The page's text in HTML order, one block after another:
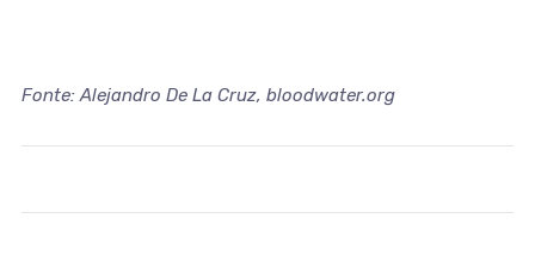
Fonte: Alejandro De La Cruz, bloodwater.org